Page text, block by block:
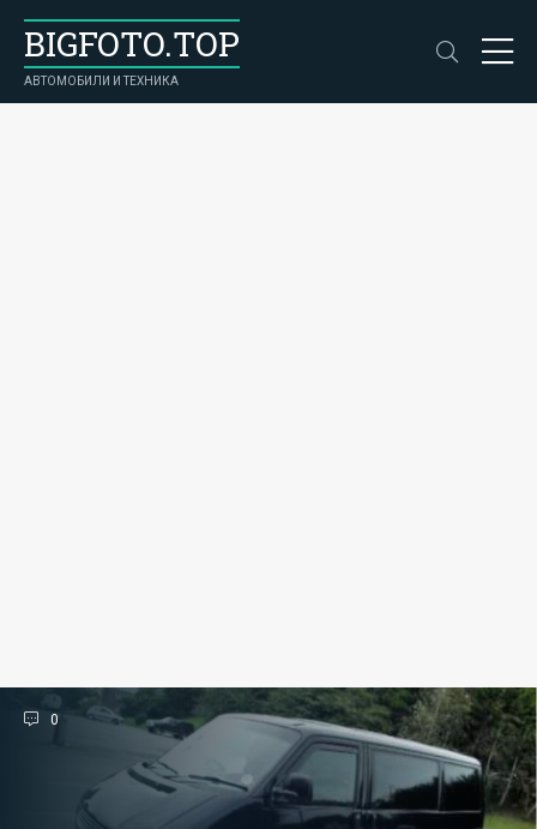
BIGFOTO.TOP
АВТОМОБИЛИ И ТЕХНИКА
0